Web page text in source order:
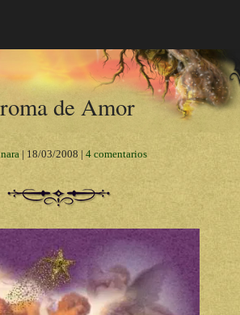
de Amor
| 18/03/2008 | 4 comentarios